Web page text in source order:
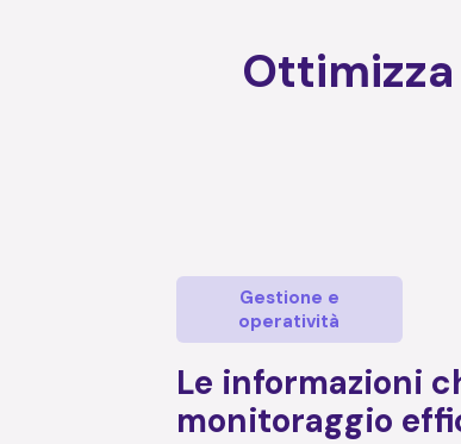
Gestione e
operatività
Le informazioni
monitoraggio